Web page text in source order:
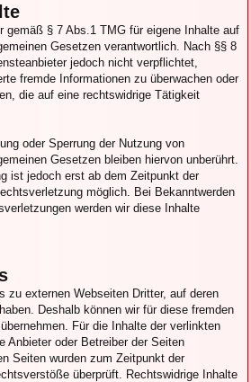
gemäß § 7 Abs.1 TMG für eigene Inhalte auf
Gesetzen verantwortlich. Nach §§ 8
jedoch nicht verpflichtet,
fremde Informationen zu überwachen oder
die auf eine rechtswidrige Tätigkeit
oder Sperrung der Nutzung von
Gesetzen bleiben hiervon unberührt.
ist jedoch erst ab dem Zeitpunkt der
möglich. Bei Bekanntwerden
werden wir diese Inhalte
zu externen Webseiten Dritter, auf deren
Deshalb können wir für diese fremden
Für die Inhalte der verlinkten
Anbieter oder Betreiber der Seiten
Seiten wurden zum Zeitpunkt der
überprüft. Rechtswidrige Inhalte